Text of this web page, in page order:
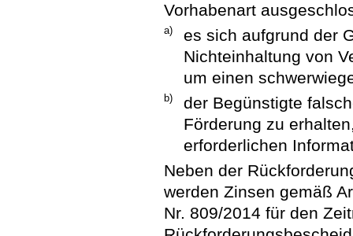
Vorhabenart
a)
es sich aufgrund der
Nichteinhaltung von
um einen
b)
der Begünstigte
Förderung zu
erforderlichen
Neben der
werden Zinsen gemäß
Nr. 809/2014 für den